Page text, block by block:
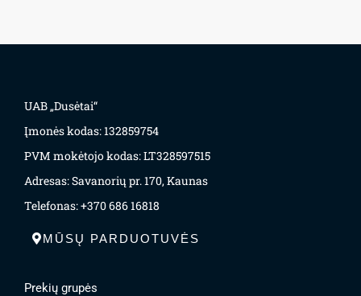
UAB „Dusėtai“
Įmonės kodas: 132859754
PVM mokėtojo kodas: LT328597515
Adresas: Savanorių pr. 170, Kaunas
Telefonas: +370 686 16818
MŪSŲ PARDUOTUVĖS
Prekių grupės